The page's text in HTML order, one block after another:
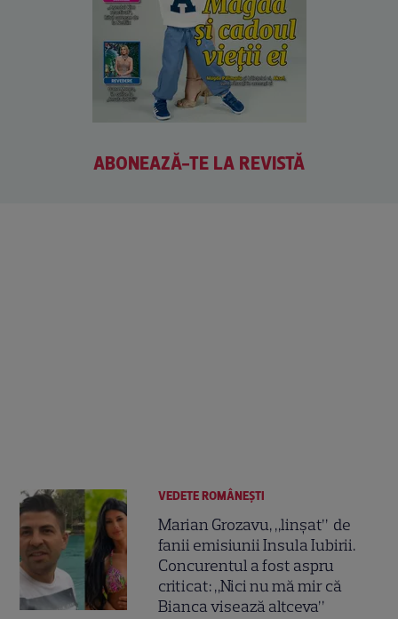
ABONEAZĂ-TE LA REVISTĂ
VEDETE ROMÂNEŞTI
Marian Grozavu, „linșat” de
fanii emisiunii Insula Iubirii.
Concurentul a fost aspru
criticat: „Nici nu mă mir că
Bianca visează altceva”